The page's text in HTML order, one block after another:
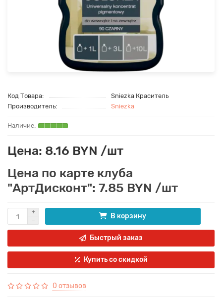
Код Товара:
Sniezka Краситель
Производитель:
Sniezka
Цена: 8.16 BYN /шт
Цена по карте клуба
"АртДисконт": 7.85 BYN /шт
В корзину
Быстрый заказ
Купить со скидкой
0 отзывов